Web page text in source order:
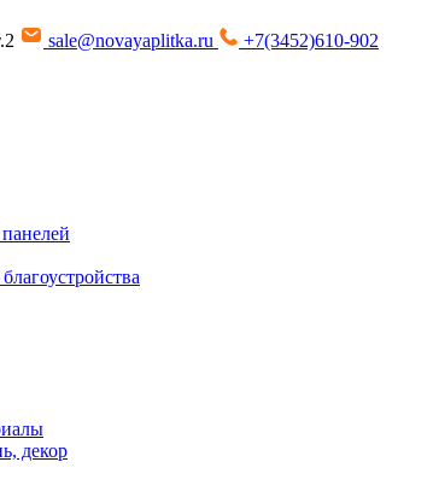
sale@novayaplitka.ru
+7(3452)610-902
декор